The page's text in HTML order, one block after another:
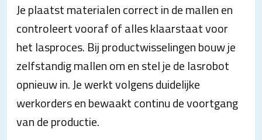
Je plaatst materialen correct in de mallen en
controleert vooraf of alles klaarstaat voor
het lasproces. Bij productwisselingen bouw je
zelfstandig mallen om en stel je de lasrobot
opnieuw in. Je werkt volgens duidelijke
werkorders en bewaakt continu de voortgang
van de productie.